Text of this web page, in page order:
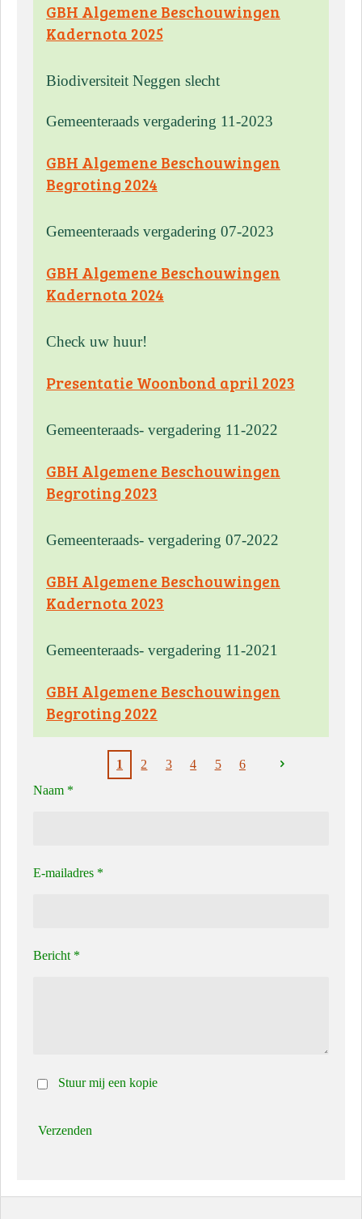
GBH Algemene Beschouwingen
Kadernota 2025
Biodiversiteit Neggen slecht
Gemeenteraads vergadering 11-2023
GBH Algemene Beschouwingen
Begroting 2024
Gemeenteraads vergadering 07-2023
GBH Algemene Beschouwingen
Kadernota 2024
Check uw huur!
Presentatie Woonbond april 2023
Gemeenteraads- vergadering 11-2022
GBH Algemene Beschouwingen
Begroting 2023
Gemeenteraads- vergadering 07-2022
GBH Algemene Beschouwingen
Kadernota 2023
Gemeenteraads- vergadering 11-2021
GBH Algemene Beschouwingen
Begroting 2022
1 2 3 4 5
6
Naam *
E-mailadres *
Bericht *
Stuur mij een kopie
Verzenden